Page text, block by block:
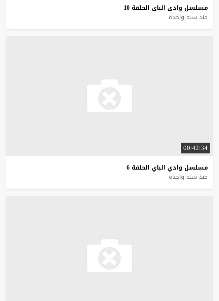
مسلسل وادي الباي الحلقة 10
منذ سنة واحدة
00:42:34
مسلسل وادي الباي الحلقة 6
منذ سنة واحدة